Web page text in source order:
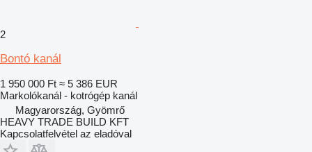
2
Bontó kanál
1 950 000 Ft ≈ 5 386 EUR
Markolókanál - kotrógép kanál
Magyarország, Gyömrő
HEAVY TRADE BUILD KFT
Kapcsolatfelvétel az eladóval